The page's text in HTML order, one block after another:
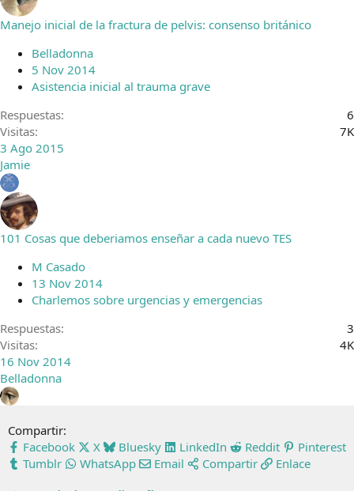
Manejo inicial de la fractura de pelvis: consenso británico
Belladonna
5 Nov 2014
Asistencia inicial al trauma grave
Respuestas
6
Visitas
7K
3 Ago 2015
Jamie
101 Cosas que deberiamos enseñar a cada nuevo TES
M Casado
13 Nov 2014
Charlemos sobre urgencias y emergencias
Respuestas
3
Visitas
4K
16 Nov 2014
Belladonna
Compartir:
Facebook
X Bluesky LinkedIn Reddit
Pinterest
Tumblr
WhatsApp Email Compartir Enlace